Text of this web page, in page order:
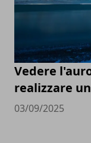
Vedere
realizzare
03/09/2025